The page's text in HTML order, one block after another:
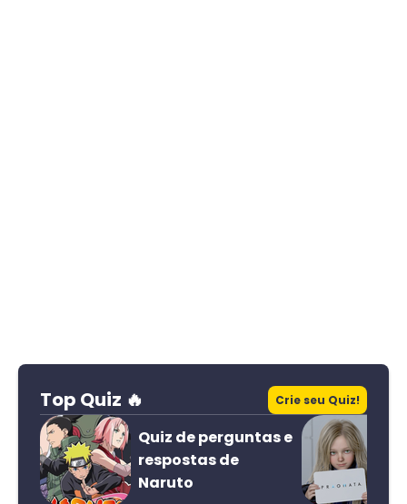
Top Quiz 🔥 Crie seu Quiz!
Quiz de perguntas e
respostas de
Naruto